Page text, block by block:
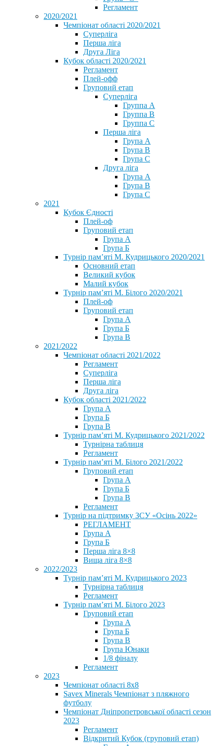
Регламент
2020/2021
Чемпіонат області 2020/2021
Суперліга
Перша ліга
Друга Ліга
Кубок області 2020/2021
Регламент
Плей-офф
Груповий етап
Суперліга
Группа A
Группа B
Группа C
Перша ліга
Група A
Група B
Група C
Друга ліга
Група A
Група B
Група C
2021
Кубок Єдності
Плей-оф
Груповий етап
Група А
Група Б
Турнір пам’яті М. Кудрицького 2020/2021
Основний етап
Великий кубок
Малий кубок
Турнір пам’яті М. Білого 2020/2021
Плей-оф
Груповий етап
Група А
Група Б
Група В
2021/2022
Чемпіонат області 2021/2022
Регламент
Суперліга
Перша ліга
Друга ліга
Кубок області 2021/2022
Група А
Група Б
Група В
Турнір пам’яті М. Кудрицького 2021/2022
Турнірна таблиця
Регламент
Турнір пам’яті М. Білого 2021/2022
Груповий етап
Група А
Група Б
Група В
Регламент
Турнір на підтримку ЗСУ «Осінь 2022»
РЕГЛАМЕНТ
Група А
Група Б
Перша ліга 8×8
Вища ліга 8×8
2022/2023
Турнір пам’яті М. Кудрицького 2023
Турнірна таблиця
Регламент
Турнір пам’яті М. Білого 2023
Груповий етап
Група А
Група Б
Група В
Група Юнаки
1/8 фіналу
Регламент
2023
Чемпіонат області 8х8
Savex Minerals Чемпіонат з пляжного
футболу
Чемпіонат Дніпропетровської області сезон
2023
Регламент
Відкритий Кубок (груповий етап)